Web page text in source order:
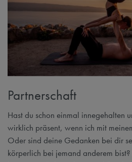
Partnerschaft
Hast du schon einmal innegehalten
wirklich präsent, wenn ich mit
Oder sind deine Gedanken bei dir
körperlich bei jemand anderem bist?